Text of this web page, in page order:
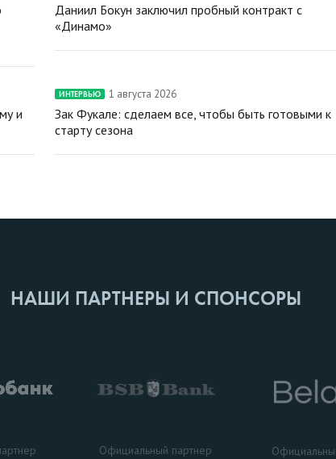
Даниил Бокун заключил пробный контракт с
«Динамо»
и
ИНТЕРВЬЮ 1 августа 2026
Зак Фукале: сделаем все, чтобы быть готовыми к
старту сезона
НАШИ ПАРТНЕРЫ И СПОНСОРЫ
Официальный партнер